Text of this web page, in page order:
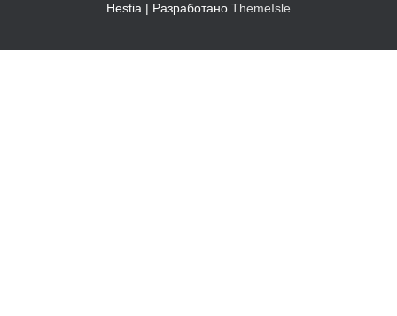
Hestia | Разработано ThemeIsle